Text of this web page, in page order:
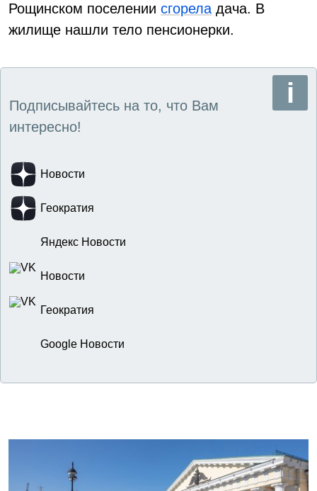
Рощинском поселении сгорела дача. В
жилище нашли тело пенсионерки.
Подписывайтесь на то, что Вам
интересно!
Новости
Геократия
Яндекс Новости
Новости
Геократия
Google Новости